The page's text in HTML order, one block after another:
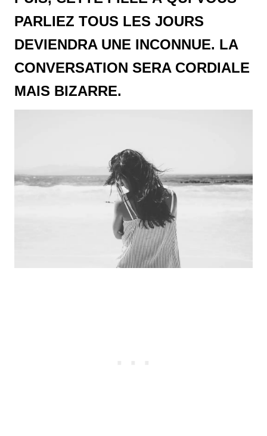
PARLIEZ TOUS LES JOURS
DEVIENDRA UNE INCONNUE. LA
CONVERSATION SERA CORDIALE
MAIS BIZARRE.